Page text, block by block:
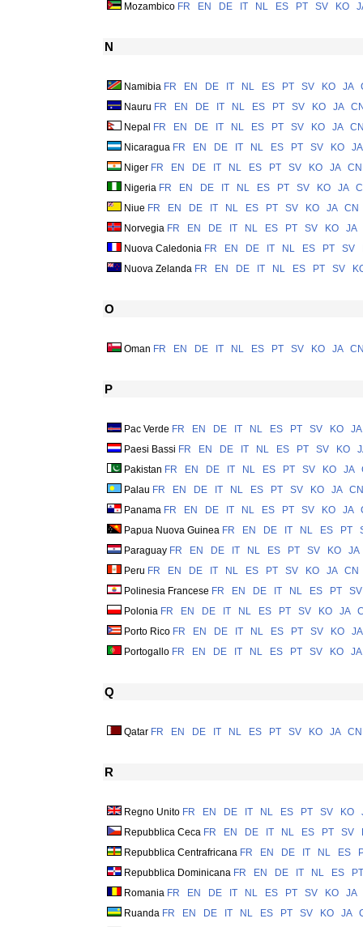
Mozambico FR EN DE IT NL ES PT SV KO
N
Namibia FR EN DE IT NL ES PT SV KO JA
Nauru FR EN DE IT NL ES PT SV KO JA
Nepal FR EN DE IT NL ES PT SV KO JA
Nicaragua FR EN DE IT NL ES PT SV KO
JA
Niger FR EN DE IT NL ES PT SV KO JA
CN
Nigeria FR EN DE IT NL ES PT SV KO JA
Niue FR EN DE IT NL ES PT SV KO JA
CN
Norvegia FR EN DE IT NL ES PT SV KO
JA
Nuova Caledonia FR EN DE IT NL ES PT SV
Nuova Zelanda FR EN DE IT NL ES PT SV
O
Oman FR EN DE IT NL ES PT SV KO JA
P
Pac Verde FR EN DE IT NL ES PT SV KO
JA
Paesi Bassi FR EN DE IT NL ES PT SV KO
Pakistan FR EN DE IT NL ES PT SV KO JA
Palau FR EN DE IT NL ES PT SV KO JA
CN
Panama FR EN DE IT NL ES PT SV KO JA
Papua Nuova Guinea FR EN DE IT NL ES PT
Paraguay FR EN DE IT NL ES PT SV KO
JA
Peru FR EN DE IT NL ES PT SV KO JA
CN
Polinesia Francese FR EN DE IT NL ES PT
SV
Polonia FR EN DE IT NL ES PT SV KO JA
Porto Rico FR EN DE IT NL ES PT SV KO
JA
Portogallo FR EN DE IT NL ES PT SV KO JA
Q
Qatar FR EN DE IT NL ES PT SV KO JA CN
R
Regno Unito FR EN DE IT NL ES PT SV KO
Repubblica Ceca FR EN DE IT NL ES PT SV
Repubblica Centrafricana FR EN DE IT NL ES
Repubblica Dominicana FR EN DE IT NL ES
PT
Romania FR EN DE IT NL ES PT SV KO
JA
Ruanda FR EN DE IT NL ES PT SV KO JA